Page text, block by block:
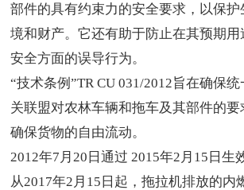
部件的具有约束力的安全要求，以保
境和财产。它还有助于防止在其预期
安全方面的误导行为。
“技术条例”TR CU 031/2012旨在确保
关联盟对农林车辆和拖车及其部件的
确保货物的自由流动。
2012年7月20日通过 2015年2月15日生
从2017年2月15日起，拖拉机排放的内